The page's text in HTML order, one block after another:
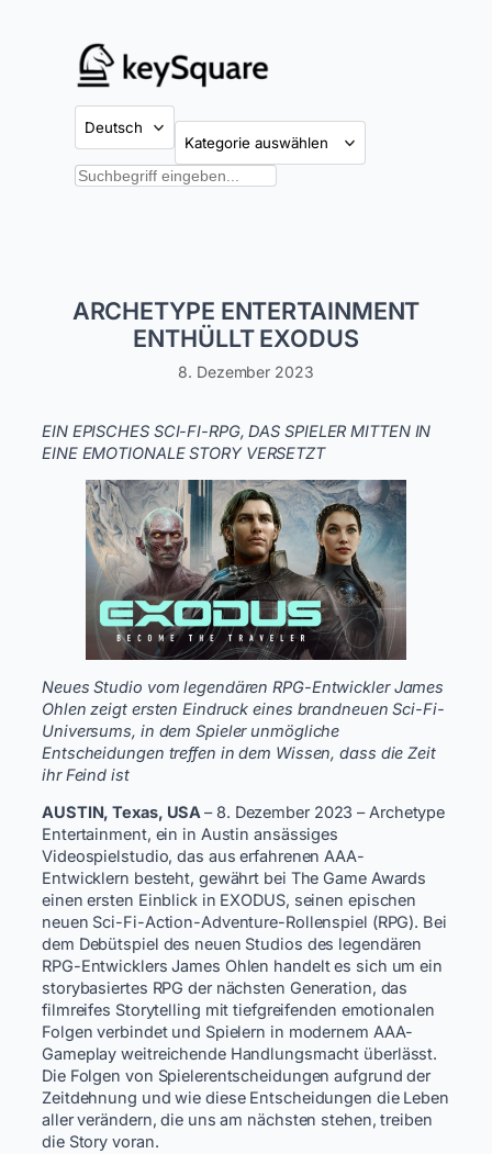
Suchen
ARCHETYPE ENTERTAINMENT
ENTHÜLLT EXODUS
8. Dezember 2023
EIN EPISCHES SCI-FI-RPG, DAS SPIELER MITTEN IN
EINE EMOTIONALE STORY VERSETZT
Neues Studio vom legendären RPG-Entwickler James
Ohlen zeigt ersten Eindruck eines brandneuen Sci-Fi-
Universums, in dem Spieler unmögliche
Entscheidungen treffen in dem Wissen, dass die Zeit
ihr Feind ist
AUSTIN, Texas, USA– 8. Dezember 2023 – Archetype
Entertainment, ein in Austin ansässiges
Videospielstudio, das aus erfahrenen AAA-
Entwicklern besteht, gewährt bei The Game Awards
einen ersten Einblick in EXODUS, seinen epischen
neuen Sci-Fi-Action-Adventure-Rollenspiel (RPG). Bei
dem Debütspiel des neuen Studios des legendären
RPG-Entwicklers James Ohlen handelt es sich um ein
storybasiertes RPG der nächsten Generation, das
filmreifes Storytelling mit tiefgreifenden emotionalen
Folgen verbindet und Spielern in modernem AAA-
Gameplay weitreichende Handlungsmacht überlässt.
Die Folgen von Spielerentscheidungen aufgrund der
Zeitdehnung und wie diese Entscheidungen die Leben
aller verändern, die uns am nächsten stehen, treiben
die Story voran.